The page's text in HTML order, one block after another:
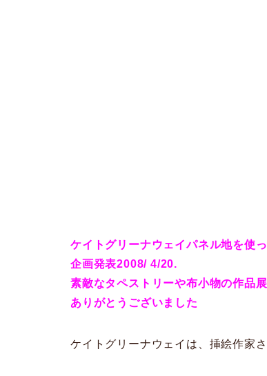
ケイトグリーナウェイパネル地を使
企画発表2008/ 4/20.
素敵なタペストリーや布小物の作品
ありがとうございました
ケイトグリーナウェイは、挿絵作家さ